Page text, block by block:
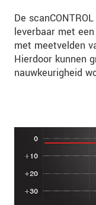
De
leverbaar met
met meetvelden
Hierdoor kunnen
nauwkeurigheid